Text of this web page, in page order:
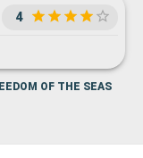
4
OF THE SEAS